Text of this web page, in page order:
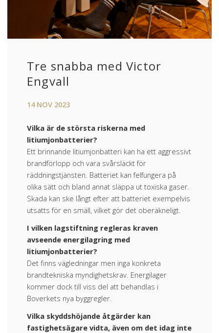
Tre snabba med Victor
Engvall
14 NOV 2023
Vilka är de största riskerna med
litiumjonbatterier?
Ett brinnande litiumjonbatteri kan ha ett aggressivt
brandförlopp och vara svårsläckt för
räddningstjänsten. Batteriet kan felfungera på
olika sätt och bland annat släppa ut toxiska gaser.
Skada kan ske långt efter att batteriet exempelvis
utsatts för en smäll, vilket gör det oberäkneligt.
I vilken lagstiftning regleras kraven
avseende energilagring med
litiumjonbatterier?
Det finns vägledningar men inga konkreta
brandtekniska myndighetskrav. Energilager
kommer dock till viss del att behandlas i
Boverkets nya byggregler.
Vilka skyddshöjande åtgärder kan
fastighetsägare vidta, även om det idag inte